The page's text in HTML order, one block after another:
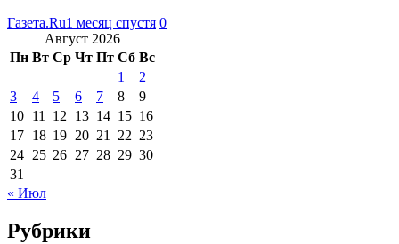
Газета.Ru1 месяц спустя 0
Август 2026
Пн Вт Ср Чт Пт Сб Вс
1
2
3
4 5 6 7 8
9
10 11 12 13 14 15 16
17 18 19 20 21 22 23
24 25 26 27 28 29 30
31
« Июл
Рубрики